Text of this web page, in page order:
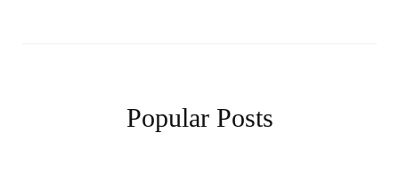
Popular Posts